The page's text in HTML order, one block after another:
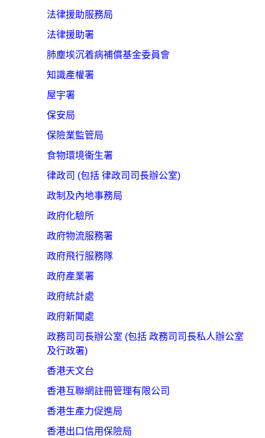
法律援助服務局
法律援助署
肺塵埃沉着病補償基金委員會
知識產權署
屋宇署
保安局
保險業監管局
食物環境衞生署
律政司 (包括 律政司司長辦公室)
政制及內地事務局
政府化驗所
政府物流服務署
政府飛行服務隊
政府產業署
政府統計處
政府新聞處
政務司司長辦公室 (包括 政務司司長私人辦公室
及行政署)
香港天文台
香港互聯網註冊管理有限公司
香港生產力促進局
香港出口信用保險局